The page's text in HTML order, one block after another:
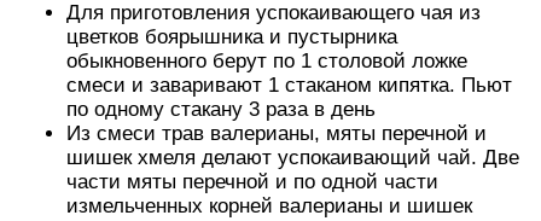
Для приготовления успокаивающего чая из
цветков боярышника и пустырника
обыкновенного берут по 1 столовой ложке
смеси и заваривают 1 стаканом кипятка. Пьют
по одному стакану 3 раза в день
Из смеси трав валерианы, мяты перечной и
шишек хмеля делают успокаивающий чай. Две
части мяты перечной и по одной части
измельченных корней валерианы и шишек